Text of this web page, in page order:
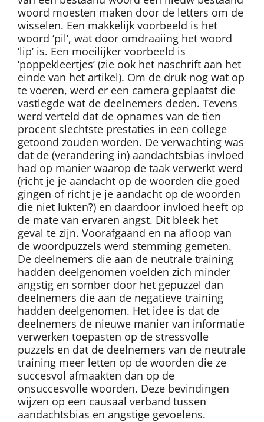
woord moesten maken door de letters om de
wisselen. Een makkelijk voorbeeld is het
woord ‘pil’, wat door omdraaiing het woord
‘lip’ is. Een moeilijker voorbeeld is
‘poppekleertjes’ (zie ook het naschrift aan het
einde van het artikel). Om de druk nog wat op
te voeren, werd er een camera geplaatst die
vastlegde wat de deelnemers deden. Tevens
werd verteld dat de opnames van de tien
procent slechtste prestaties in een college
getoond zouden worden. De verwachting was
dat de (verandering in) aandachtsbias invloed
had op manier waarop de taak verwerkt werd
(richt je je aandacht op de woorden die goed
gingen of richt je je aandacht op de woorden
die niet lukten?) en daardoor invloed heeft op
de mate van ervaren angst. Dit bleek het
geval te zijn. Voorafgaand en na afloop van
de woordpuzzels werd stemming gemeten.
De deelnemers die aan de neutrale training
hadden deelgenomen voelden zich minder
angstig en somber door het gepuzzel dan
deelnemers die aan de negatieve training
hadden deelgenomen. Het idee is dat de
deelnemers de nieuwe manier van informatie
verwerken toepasten op de stressvolle
puzzels en dat de deelnemers van de neutrale
training meer letten op de woorden die ze
succesvol afmaakten dan op de
onsuccesvolle woorden. Deze bevindingen
wijzen op een causaal verband tussen
aandachtsbias en angstige gevoelens.